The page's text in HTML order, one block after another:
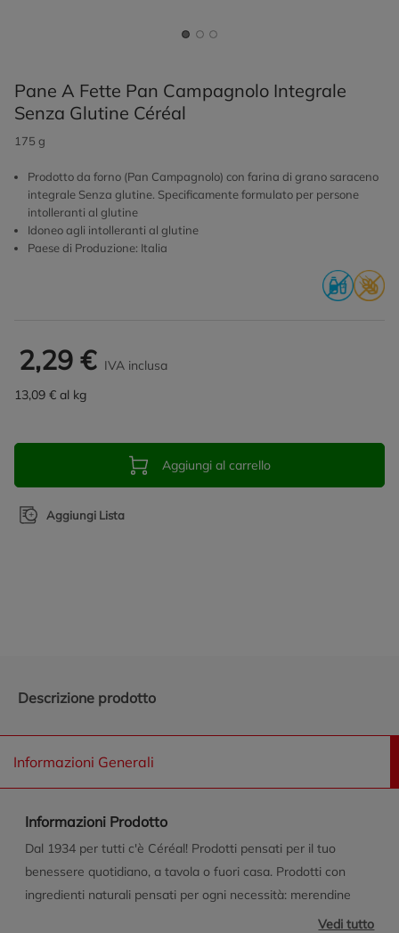
Pane A Fette Pan Campagnolo Integrale
Senza Glutine Céréal
175 g
Prodotto da forno (Pan Campagnolo) con farina di grano saraceno
integrale Senza glutine. Specificamente formulato per persone
intolleranti al glutine
Idoneo agli intolleranti al glutine
Paese di Produzione: Italia
2,29 € IVA inclusa
13,09 € al kg
Aggiungi al carrello
Aggiungi Lista
Descrizione prodotto
Informazioni Generali
Informazioni Prodotto
Dal 1934 per tutti c'è Céréal! Prodotti pensati per il tuo
benessere quotidiano, a tavola o fuori casa. Prodotti con
ingredienti naturali pensati per ogni necessità: merendine
senza glutine, dolci senza zuccheri, senza latte e senzaVedi tutto